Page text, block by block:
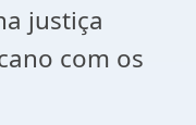
justiça
com os